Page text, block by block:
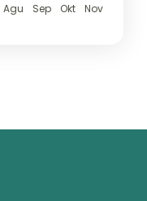
Agu Sep Okt
Nov